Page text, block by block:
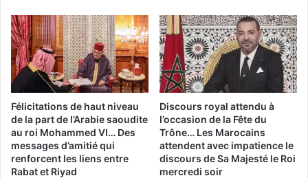
Félicitations de haut niveau
de la part de l’Arabie saoudite
au roi Mohammed VI… Des
messages d’amitié qui
renforcent les liens entre
Rabat et Riyad
Discours royal attendu à
l’occasion de la Fête du
Trône… Les Marocains
attendent avec impatience le
discours de Sa Majesté le Roi
mercredi soir